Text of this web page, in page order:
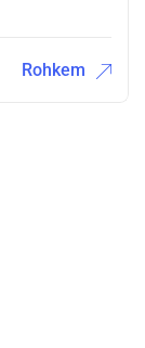
Rohkem